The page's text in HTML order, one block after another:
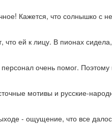
Кажется, что солнышко с
ей к лицу. В пионах
очень помог. Поэтому
мотивы и русские-
- ощущение, что все